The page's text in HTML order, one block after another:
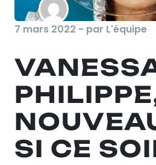
7 mars 2022 - par L'équipe
SI CE